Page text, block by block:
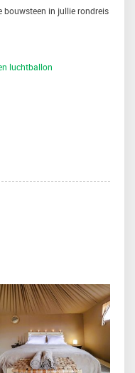
bouwsteen in jullie rondreis
luchtballon